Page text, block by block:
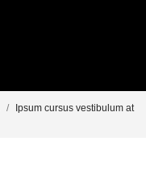
Ipsum cursus vestibulum at